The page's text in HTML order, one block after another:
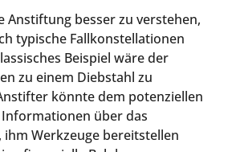
Anstiftung besser zu verstehen,
typische Fallkonstellationen
Beispiel wäre der
zu einem Diebstahl zu
könnte dem potenziellen
über das
ihm Werkzeuge bereitstellen